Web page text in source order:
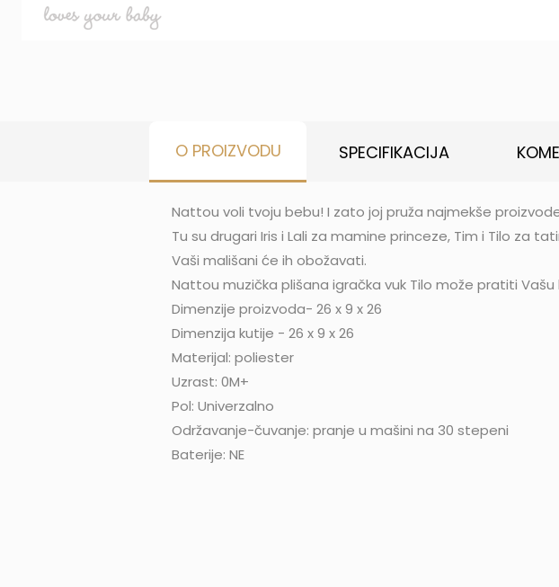
O PROIZVODU SPECIFIKACIJA
Nattou voli tvoju bebu! I zato joj pruža najmekše
Tu su drugari Iris i Lali za mamine princeze, Tim i Tilo za
Vaši mališani će ih obožavati.
Nattou muzička plišana igračka vuk Tilo može pratiti
Dimenzije proizvoda- 26 x 9 x 26
Dimenzija kutije - 26 x 9 x 26
Materijal: poliester
Uzrast: 0M+
Pol: Univerzalno
Održavanje-čuvanje: pranje u mašini na 30 stepeni
Baterije: NE